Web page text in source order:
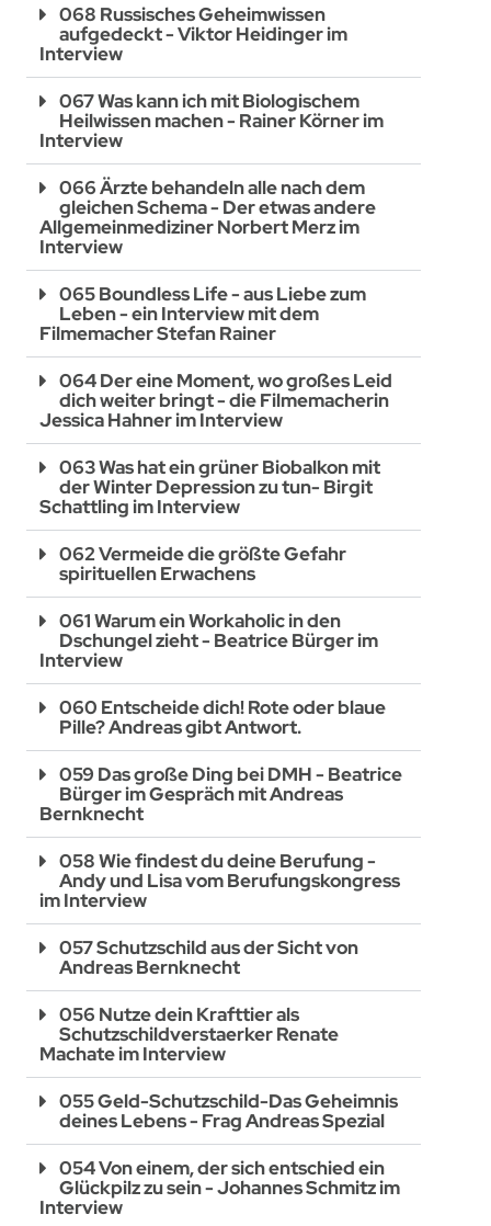
068 Russisches Geheimwissen
aufgedeckt - Viktor Heidinger im
Interview
067 Was kann ich mit Biologischem
Heilwissen machen - Rainer Körner im
Interview
066 Ärzte behandeln alle nach dem
gleichen Schema - Der etwas andere
Allgemeinmediziner Norbert Merz im
Interview
065 Boundless Life - aus Liebe zum
Leben - ein Interview mit dem
Filmemacher Stefan Rainer
064 Der eine Moment, wo großes Leid
dich weiter bringt - die Filmemacherin
Jessica Hahner im Interview
063 Was hat ein grüner Biobalkon mit
der Winter Depression zu tun- Birgit
Schattling im Interview
062 Vermeide die größte Gefahr
spirituellen Erwachens
061 Warum ein Workaholic in den
Dschungel zieht - Beatrice Bürger im
Interview
060 Entscheide dich! Rote oder blaue
Pille? Andreas gibt Antwort.
059 Das große Ding bei DMH - Beatrice
Bürger im Gespräch mit Andreas
Bernknecht
058 Wie findest du deine Berufung -
Andy und Lisa vom Berufungskongress
im Interview
057 Schutzschild aus der Sicht von
Andreas Bernknecht
056 Nutze dein Krafttier als
Schutzschildverstaerker Renate
Machate im Interview
055 Geld-Schutzschild-Das Geheimnis
deines Lebens - Frag Andreas Spezial
054 Von einem, der sich entschied ein
Glückpilz zu sein - Johannes Schmitz im
Interview